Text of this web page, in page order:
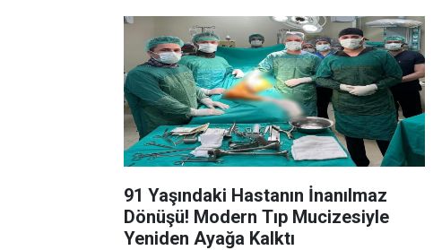
91 Yaşındaki Hastanın İnanılmaz
Dönüşü! Modern Tıp Mucizesiyle
Yeniden Ayağa Kalktı